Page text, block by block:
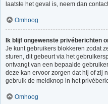
laatste het geval is, neem dan
Omhoog
Ik blijf ongewenste privéberichten
Je kunt gebruikers blokkeren zodat
sturen, dit gebeurt via het
ontvangt van een bepaalde
deze kan ervoor zorgen dat hij of zij
gebruik de meldknop in het
Omhoog